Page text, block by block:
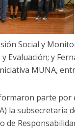
Social y
Evaluación; y
MUNA,
parte por
la subsecretaria
de